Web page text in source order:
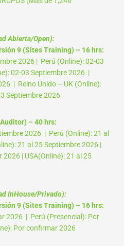
Abierta/Open):
9 (Sites Training) – 16 hrs:
2026 | Perú (Online): 02-03
02-03 Septiembre 2026 |
| Reino Unido – UK (Online):
Septiembre 2026
– 40 hrs:
2026 | Perú (Online): 21 al
21 al 25 Septiembre 2026 |
| USA(Online): 21 al 25
InHouse/Privado):
9 (Sites Training) – 16 hrs:
2026 | Perú (Presencial): Por
Por confirmar 2026